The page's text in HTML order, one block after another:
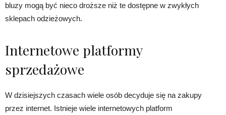
bluzy mogą być nieco droższe niż te dostępne w zwykłych
sklepach odzieżowych.
Internetowe platformy
sprzedażowe
W dzisiejszych czasach wiele osób decyduje się na zakupy
przez internet. Istnieje wiele internetowych platform